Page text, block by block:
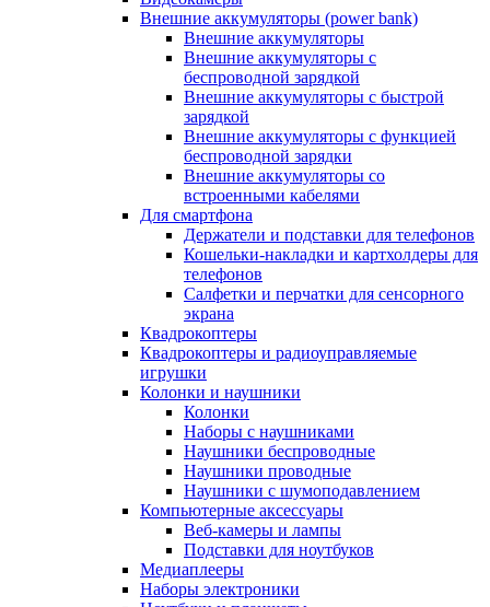
Внешние аккумуляторы (power bank)
Внешние аккумуляторы
Внешние аккумуляторы с
беспроводной зарядкой
Внешние аккумуляторы с быстрой
зарядкой
Внешние аккумуляторы с функцией
беспроводной зарядки
Внешние аккумуляторы со
встроенными кабелями
Для смартфона
Держатели и подставки для телефонов
Кошельки-накладки и картхолдеры для
телефонов
Салфетки и перчатки для сенсорного
экрана
Квадрокоптеры
Квадрокоптеры и радиоуправляемые
игрушки
Колонки и наушники
Колонки
Наборы с наушниками
Наушники беспроводные
Наушники проводные
Наушники с шумоподавлением
Компьютерные аксессуары
Веб-камеры и лампы
Подставки для ноутбуков
Медиаплееры
Наборы электроники